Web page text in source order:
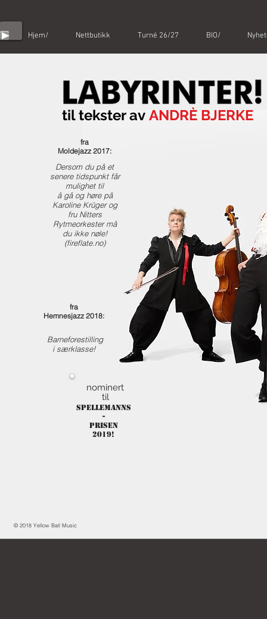
Hjem/ Nettbutikk Turné 26/27 BIO/
til tekster av ANDRÈ BJERKE
fra
Moldejazz 2017:
Dersom du på et
senere tidspunkt får
mulighet til
å gå og høre på
Karoline Krüger og
fru Nitters
Rytmeorkester må
du ikke nøle!
(fireflate.no)
fra
Hemnesjazz 2018:
Barneforestilling
i særklasse!
nominert
til
spellemanns
-
prisen
2019!
© 2018 Yellow Ball Music